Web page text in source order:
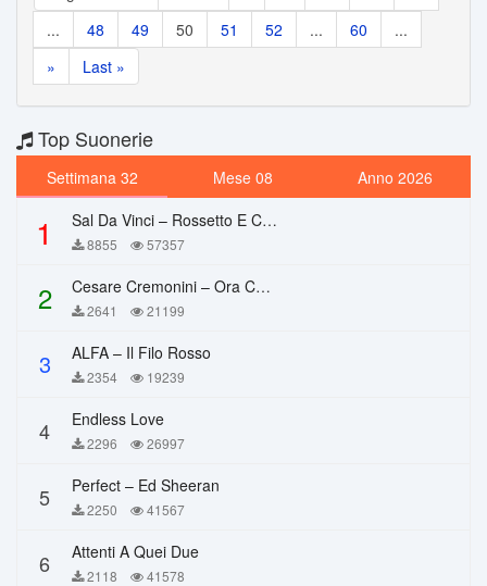
...
48 49 50 51 52 ... 60
...
»
Last »
Top Suonerie
Settimana 32 Mese 08 Anno 2026
1 Sal Da Vinci – Rossetto E Caffè
8855 57357
2 Cesare Cremonini – Ora Che Non Ho Più Te
2641 21199
3 ALFA – Il Filo Rosso
2354 19239
4 Endless Love
2296 26997
5 Perfect – Ed Sheeran
2250 41567
6 Attenti A Quei Due
2118 41578